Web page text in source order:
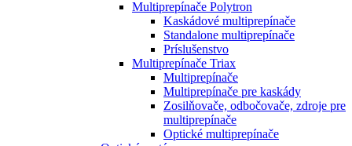
Multiprepínače Polytron
Kaskádové multiprepínače
Standalone multiprepínače
Príslušenstvo
Multiprepínače Triax
Multiprepínače
Multiprepínače pre kaskády
Zosilňovače, odbočovače, zdroje pre
multiprepínače
Optické multiprepínače